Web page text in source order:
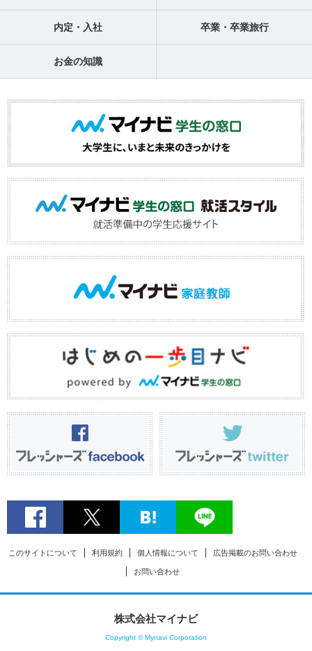
内定・入社 卒業・卒業旅行
お金の知識
このサイトについて 利用規約 個人情報について 広告掲載のお問い合わせ
お問い合わせ
株式会社マイナビ
Copyright © Mynavi Corporation